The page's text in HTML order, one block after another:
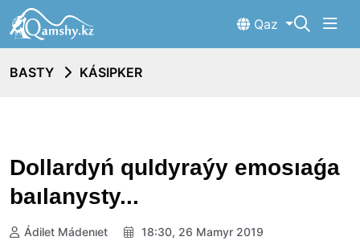
Qaz
BASTY KÁSIPKER
Dollardyń quldyraýy emosıaǵa
baılanysty...
Ádilet Mádenıet 18:30, 26 Mamyr 2019